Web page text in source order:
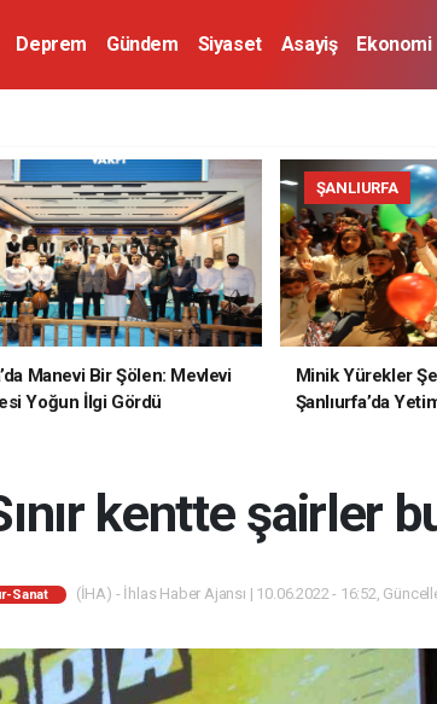
Deprem Gündem Siyaset Asayiş Ekonomi
Manevi Bir Şölen: Mevlevi
Yoğun İlgi Gördü
ŞANLIURFA
Minik Yürekler
Şanlıurfa’da
kentte şairler
Sanat (İHA) - İhlas Haber Ajansı | 10.06.2022 - 16:52,